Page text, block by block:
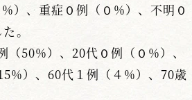
）、重症０例（０%）、不明０
。
50%）、20代０例（０%）、
）、60代１例（４%）、70歳